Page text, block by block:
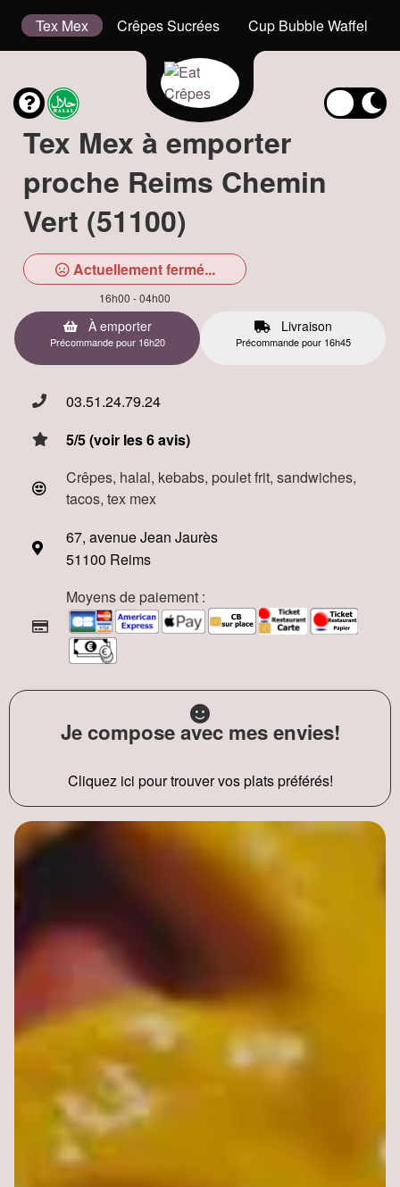
Tex Mex Crêpes Sucrées Cup Bubble Waffel
Tex Mex à emporter
proche Reims Chemin
Vert (51100)
Actuellement fermé...
16h00 - 04h00
À emporter
Précommande pour 16h20
Livraison
Précommande pour 16h45
03.51.24.79.24
5/5 (voir les 6 avis)
Crêpes, halal, kebabs, poulet frit, sandwiches,
tacos, tex mex
67, avenue Jean Jaurès
51100 Reims
Moyens de paiement :
Je compose avec mes envies!
Cliquez ici pour trouver vos plats préférés!